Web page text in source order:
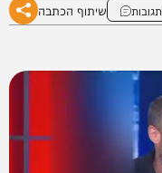
שיתוף הכתבה